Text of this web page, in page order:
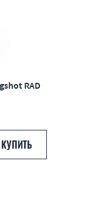
RAD
КУПИТЬ